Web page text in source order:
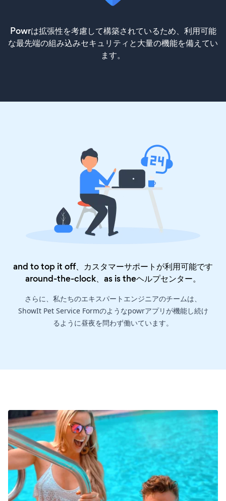
Powrは拡張性を考慮して構築されているため、利用可能
な最先端の組み込みセキュリティと大量の機能を備えてい
ます。
and to top it off、カスタマーサポートが利用可能です
around-the-clock、as is theヘルプセンター。
さらに、私たちのエキスパートエンジニアのチームは、
ShowIt Pet Service Formのようなpowrアプリが機能し続け
るように昼夜を問わず働いています。